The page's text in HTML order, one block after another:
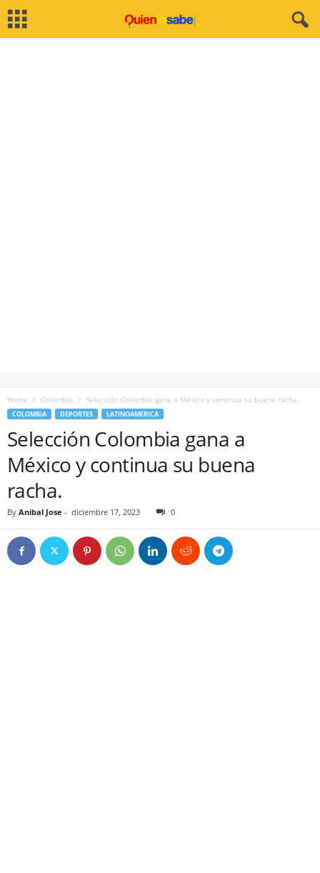
Home Colombia Selección Colombia gana a México y continua su buena racha.
COLOMBIA DEPORTES LATINOAMERICA
Selección Colombia gana a
México y continua su buena
racha.
By Anibal Jose - diciembre 17, 2023 0